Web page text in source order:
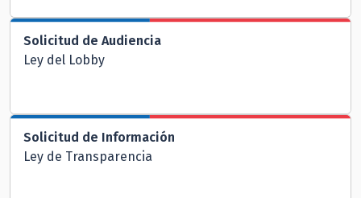
Solicitud de Audiencia
Ley del Lobby
Solicitud de Información
Ley de Transparencia